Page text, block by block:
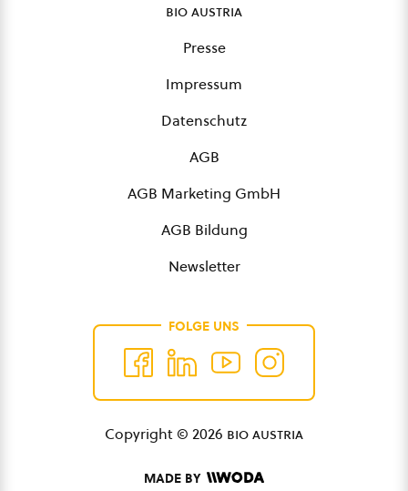
bio austria
Presse
Impressum
Datenschutz
AGB
AGB Marketing GmbH
AGB Bildung
Newsletter
FOLGE UNS
Copyright © 2026 bio austria
MADE BY